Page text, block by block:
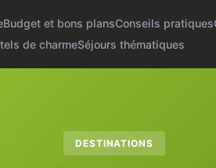
Budget et bons plansConseils pratiques
de charmeSéjours thématiques
DESTINATIONS